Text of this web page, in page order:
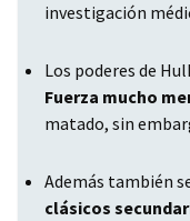
investigación
Los poderes de
Fuerza mucho
matado, sin
Además también
clásicos